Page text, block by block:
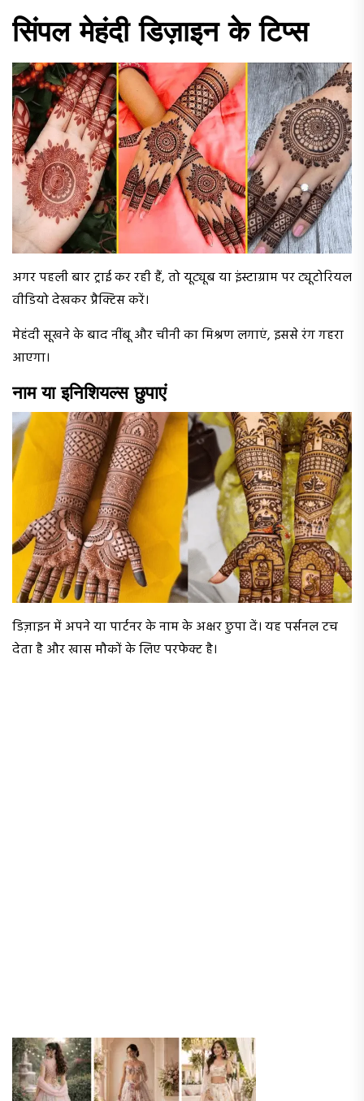
सिंपल मेहंदी डिज़ाइन के टिप्स
अगर पहली बार ट्राई कर रही हैं, तो यूट्यूब या इंस्टाग्राम पर ट्यूटोरियल
वीडियो देखकर प्रैक्टिस करें।
मेहंदी सूखने के बाद नींबू और चीनी का मिश्रण लगाएं, इससे रंग गहरा
आएगा।
नाम या इनिशियल्स छुपाएं
डिज़ाइन में अपने या पार्टनर के नाम के अक्षर छुपा दें। यह पर्सनल टच
देता है और खास मौकों के लिए परफेक्ट है।